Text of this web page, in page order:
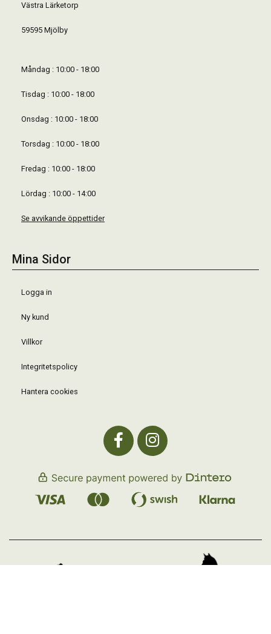
Västra Lärketorp
59595 Mjölby
Måndag : 10:00 - 18:00
Tisdag : 10:00 - 18:00
Onsdag : 10:00 - 18:00
Torsdag : 10:00 - 18:00
Fredag : 10:00 - 18:00
Lördag : 10:00 - 14:00
Se avvikande öppettider
Mina Sidor
Logga in
Ny kund
Villkor
Integritetspolicy
Hantera cookies